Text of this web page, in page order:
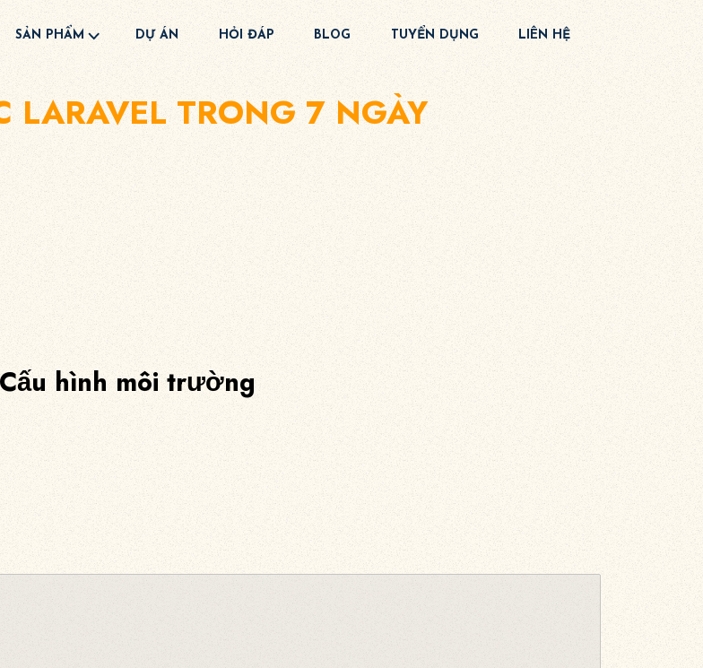
SẢN PHẨM DỰ ÁN HỎI ĐÁP BLOG TUYỂN DỤNG LIÊN HỆ
LARAVEL TRONG 7 NGÀY
hình môi trường